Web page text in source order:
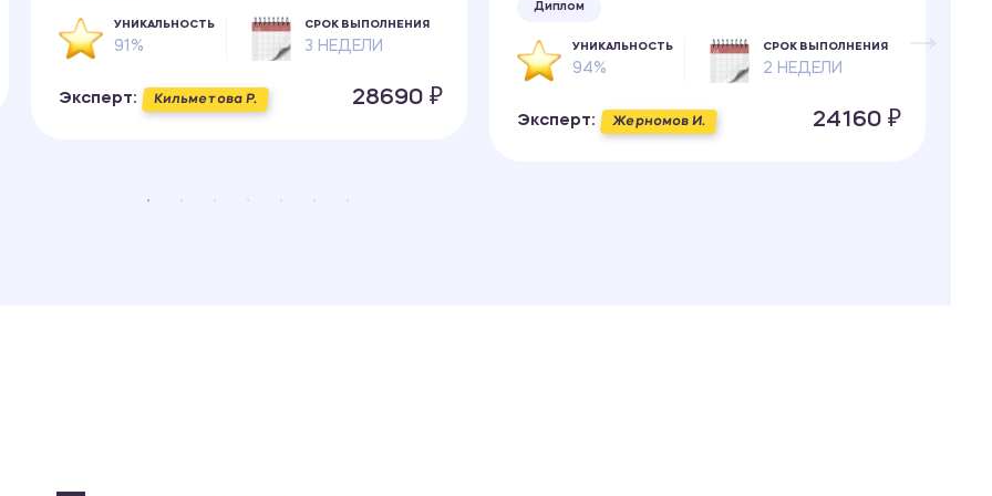
УНИКАЛЬНОСТЬ
91%
СРОК ВЫПОЛНЕНИЯ
3 НЕДЕЛИ
Эксперт: Кильметова Р. 28690 ₽
Диплом
УНИКАЛЬНОСТЬ
94%
СРОК ВЫПОЛНЕНИЯ
2 НЕДЕЛИ
Эксперт: Жерномов И. 24160 ₽